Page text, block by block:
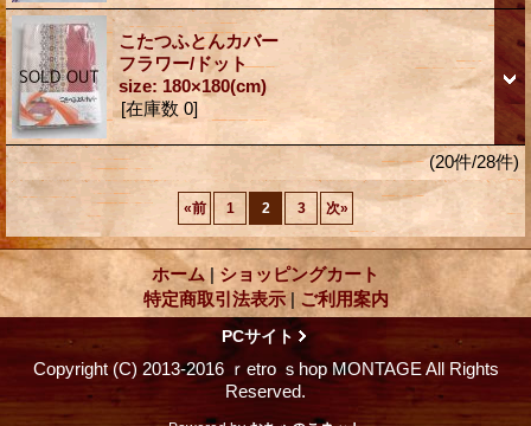
こたつふとんカバー
フラワー/ドット
size: 180×180(cm)
[在庫数 0]
(20件/28件)
«前 1 2 3 次»
ホーム | ショッピングカート
特定商取引法表示 | ご利用案内
PCサイト
Copyright (C) 2013-2016 ｒetro ｓhop MONTAGE All Rights
Reserved.